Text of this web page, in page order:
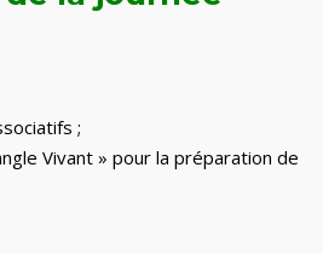
;
Vivant » pour la préparation de